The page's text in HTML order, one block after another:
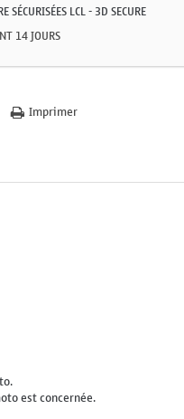
SÉCURISÉES LCL - 3D SECURE
14 JOURS
Imprimer
est concernée.